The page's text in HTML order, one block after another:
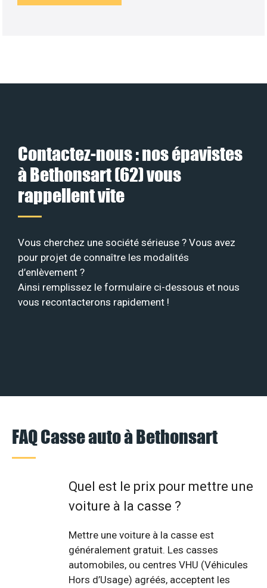
Contactez-nous : nos épavistes
à Bethonsart (62) vous
rappellent vite
Vous cherchez une société sérieuse ? Vous avez
pour projet de connaître les modalités
d’enlèvement ?
Ainsi remplissez le formulaire ci-dessous et nous
vous recontacterons rapidement !
FAQ Casse auto à Bethonsart
Quel est le prix pour mettre une
voiture à la casse ?
Mettre une voiture à la casse est
généralement gratuit. Les casses
automobiles, ou centres VHU (Véhicules
Hors d’Usage) agréés, acceptent les